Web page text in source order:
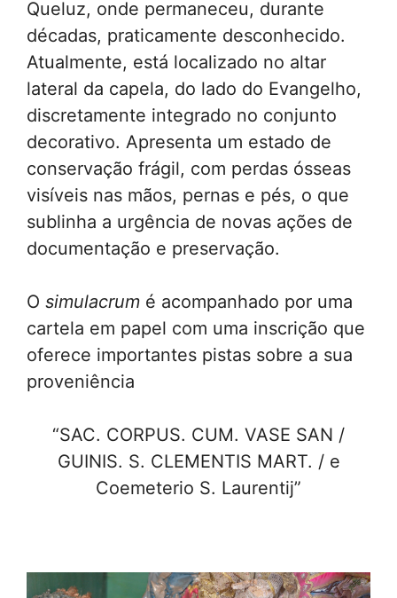
Queluz, onde permaneceu, durante
décadas, praticamente desconhecido.
Atualmente, está localizado no altar
lateral da capela, do lado do Evangelho,
discretamente integrado no conjunto
decorativo. Apresenta um estado de
conservação frágil, com perdas ósseas
visíveis nas mãos, pernas e pés, o que
sublinha a urgência de novas ações de
documentação e preservação.
O simulacrum é acompanhado por uma
cartela em papel com uma inscrição que
oferece importantes pistas sobre a sua
proveniência
“SAC. CORPUS. CUM. VASE SAN /
GUINIS. S. CLEMENTIS MART. / e
Coemeterio S. Laurentij”